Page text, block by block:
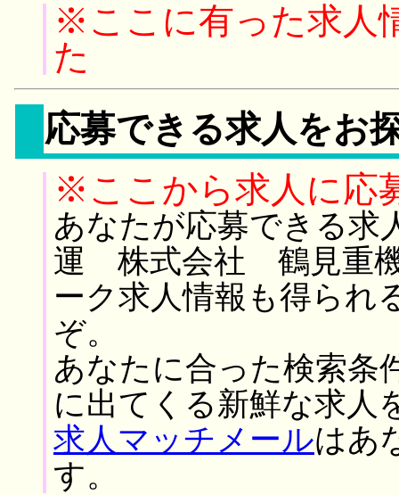
※ここに有った求人
た
応募できる求人をお
※ここから求人に応
あなたが応募できる求
運 株式会社 鶴見重機
ーク求人情報も得られ
ぞ。
あなたに合った検索条
に出てくる新鮮な求人
求人マッチメールはあ
す。